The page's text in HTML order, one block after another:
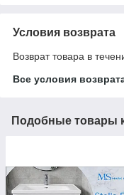
Условия возврата
Возврат товара в
Все условия
Подобные товары